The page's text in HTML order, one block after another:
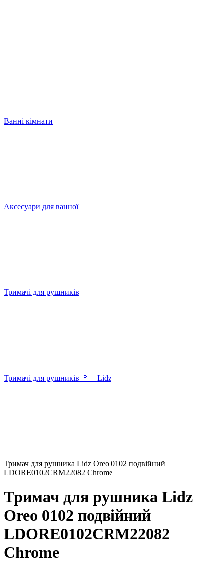
Ванні кімнати
Аксесуари для ванної
Тримачі для рушників
Тримачі для рушників 🇵🇱Lidz
Тримач для рушника Lidz Oreo 0102 подвійний
LDORE0102CRM22082 Chrome
Тримач для рушника Lidz
Oreo 0102 подвійний
LDORE0102CRM22082
Chrome